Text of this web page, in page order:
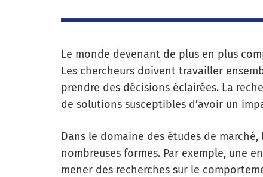
Le monde devenant de plus en plus
Les chercheurs doivent travailler
prendre des décisions éclairées. La
de solutions susceptibles d’avoir un
Dans le domaine des études de
nombreuses formes. Par exemple, une
mener des recherches sur le